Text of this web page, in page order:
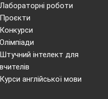
Лабораторні роботи
Проєкти
Конкурси
Олімпіади
Штучний інтелект для
вчителів
Курси англійської мови